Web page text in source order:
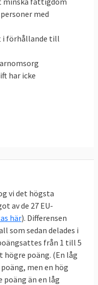
med
i förhållande till
har icke
vi det högsta
av de 27 EU-
här). Differensen
som sedan delades i
från 1 till 5
poäng. (En låg
men en hög
poäng än en låg